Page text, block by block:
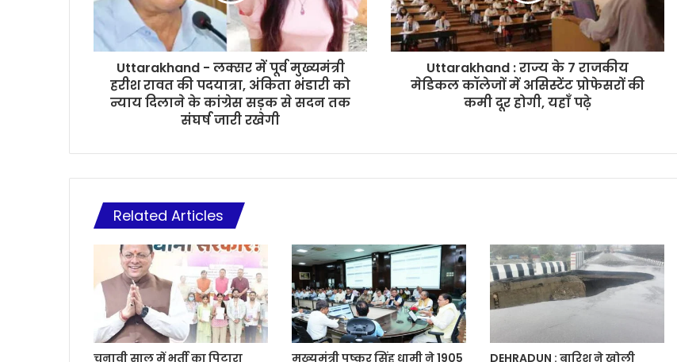
Uttarakhand - लक्सर में पूर्व मुख्यमंत्री
हरीश रावत की पदयात्रा, अंकिता भंडारी को
न्याय दिलाने के कांग्रेस सड़क से सदन तक
संघर्ष जारी रखेगी
Uttarakhand : राज्य के 7 राजकीय
मेडिकल कॉलेजों में असिस्टेंट प्रोफेसरों की
कमी दूर होगी, यहाँ पढ़े
Related Articles
चुनावी साल में भर्ती का पिटारा मुख्यमंत्री पुष्कर सिंह धामी ने 1905 DEHRADUN : बारिश ने खोली